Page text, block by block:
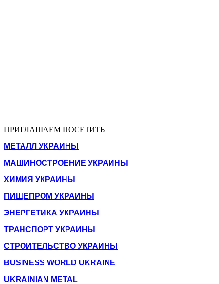
ПРИГЛАШАЕМ ПОСЕТИТЬ
МЕТАЛЛ УКРАИНЫ
МАШИНОСТРОЕНИЕ УКРАИНЫ
ХИМИЯ УКРАИНЫ
ПИЩЕПРОМ УКРАИНЫ
ЭНЕРГЕТИКА УКРАИНЫ
ТРАНСПОРТ УКРАИНЫ
СТРОИТЕЛЬСТВО УКРАИНЫ
BUSINESS WORLD UKRAINE
UKRAINIAN METAL